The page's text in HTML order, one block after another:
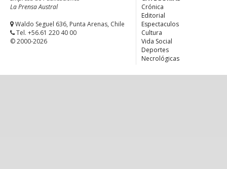
La Prensa Austral
Waldo Seguel 636, Punta Arenas, Chile
Tel. +56.61 220 40 00
© 2000-2026
Crónica
Editorial
Espectaculos
Cultura
Vida Social
Deportes
Necrológicas